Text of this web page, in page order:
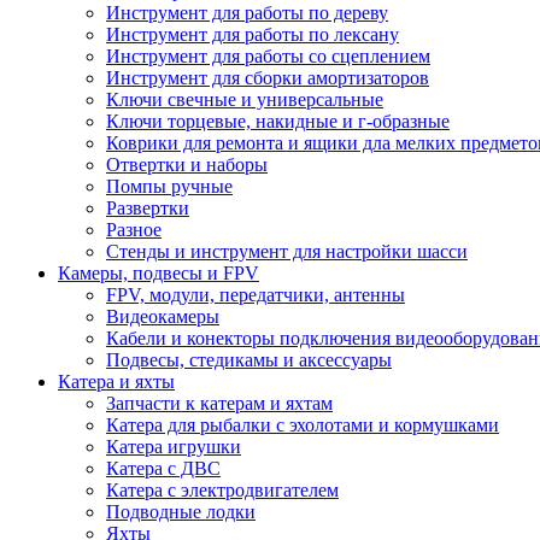
Инструмент для работы по дереву
Инструмент для работы по лексану
Инструмент для работы со сцеплением
Инструмент для сборки амортизаторов
Ключи свечные и универсальные
Ключи торцевые, накидные и г-образные
Коврики для ремонта и ящики дла мелких
Отвертки и наборы
Помпы ручные
Развертки
Разное
Стенды и инструмент для настройки шасси
Камеры, подвесы и FPV
FPV, модули, передатчики, антенны
Видеокамеры
Кабели и конекторы подключения
Подвесы, стедикамы и аксессуары
Катера и яхты
Запчасти к катерам и яхтам
Катера для рыбалки с эхолотами и кормушками
Катера игрушки
Катера с ДВС
Катера с электродвигателем
Подводные лодки
Яхты